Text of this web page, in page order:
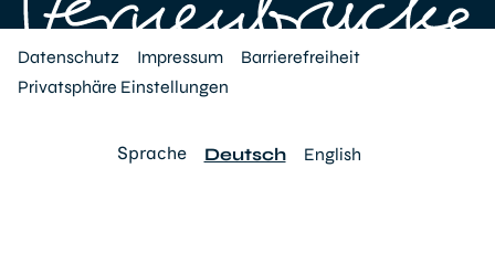
Datenschutz Impressum
Barrierefreiheit
Privatsphäre Einstellungen
Sprache Deutsch English